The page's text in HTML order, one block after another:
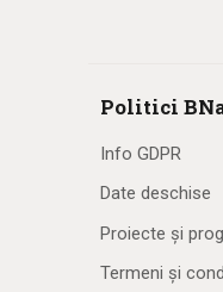
Politici
Info GDPR
Date deschise
Proiecte și
Termeni și